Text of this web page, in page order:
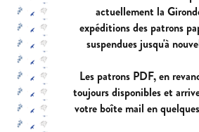
actuellement la
expéditions des patrons
suspendues jusqu'à
Les patrons PDF, en
toujours disponibles et
votre boîte mail en